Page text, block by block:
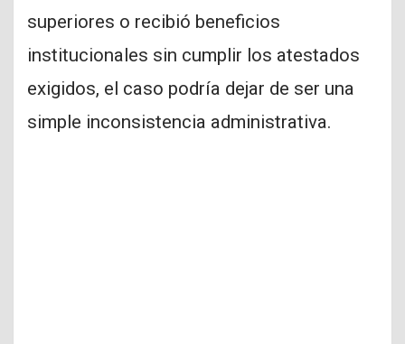
superiores o recibió beneficios
institucionales sin cumplir los atestados
exigidos, el caso podría dejar de ser una
simple inconsistencia administrativa.